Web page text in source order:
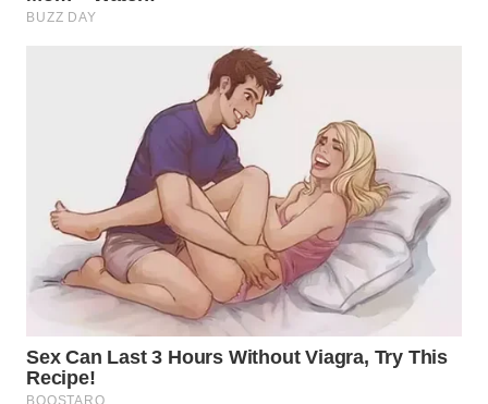
WAHANA
ADVOKAT
WAHANA
INFRASTRUKTUR
WAHANA
KONSUMEN